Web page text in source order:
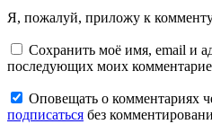
Я, пожалуй, приложу к
Сохранить моё имя, email и
последующих моих
Оповещать о комментариях
подписаться без